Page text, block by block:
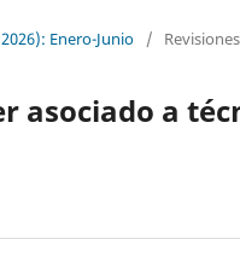
Enero-Junio /
asociado a